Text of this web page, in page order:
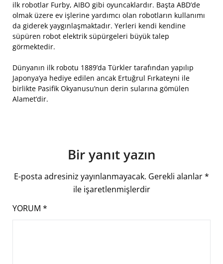
ilk robotlar Furby, AIBO gibi oyuncaklardır. Başta ABD’de
olmak üzere ev işlerine yardımcı olan robotların kullanımı
da giderek yaygınlaşmaktadır. Yerleri kendi kendine
süpüren robot elektrik süpürgeleri büyük talep
görmektedir.
Dünyanın ilk robotu 1889’da Türkler tarafından yapılıp
Japonya’ya hediye edilen ancak Ertuğrul Fırkateyni ile
birlikte Pasifik Okyanusu’nun derin sularına gömülen
Alamet’dir.
Bir yanıt yazın
E-posta adresiniz yayınlanmayacak. Gerekli alanlar*
ile işaretlenmişlerdir
YORUM *